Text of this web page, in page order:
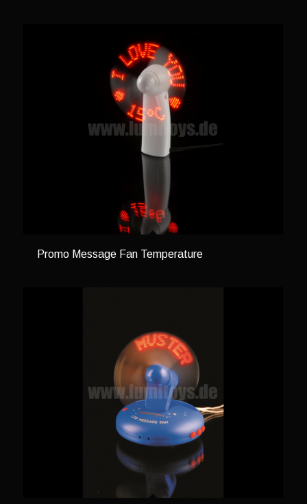
Promo Message Fan Temperature